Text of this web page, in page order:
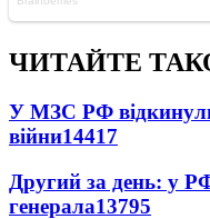
ЧИТАЙТЕ
У МЗС РФ
війни14417
Другий за день: у
генерала13795